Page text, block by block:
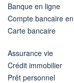
Banque en ligne
Compte bancaire
Carte bancaire
Assurance vie
Crédit immobilier
Prêt personnel